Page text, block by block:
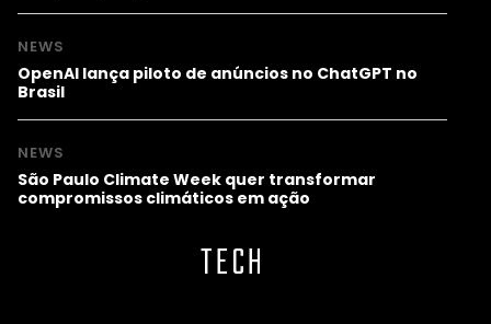
NEWS
OpenAI lança piloto de anúncios no ChatGPT no
Brasil
NEWS
São Paulo Climate Week quer transformar
compromissos climáticos em ação
TECH